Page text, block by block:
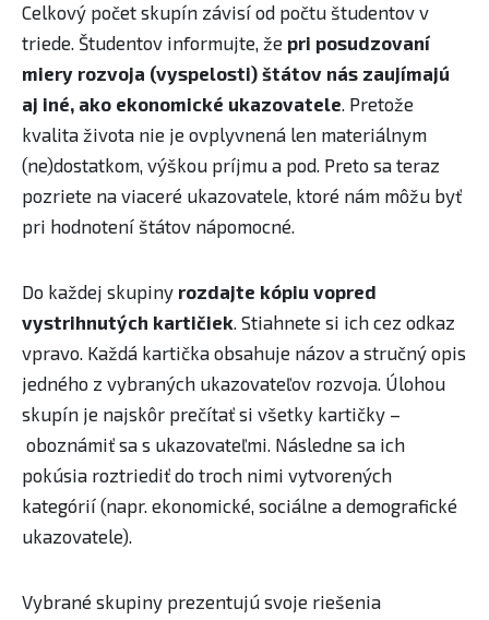
Celkový počet skupín závisí od počtu študentov v
triede. ​Študentov informujte, že pri posudzovaní
miery rozvoja (vyspelosti) štátov nás zaujímajú
aj iné, ako ekonomické ukazovatele. Pretože
kvalita života nie je ovplyvnená len materiálnym
(ne)dostatkom, výškou príjmu a pod. Preto sa teraz
pozriete na viaceré ukazovatele, ktoré nám môžu byť
pri hodnotení štátov nápomocné.
Do každej skupiny rozdajte kópiu vopred
vystrihnutých kartičiek. Stiahnete si ich cez odkaz
vpravo. Každá kartička obsahuje názov a stručný opis
jedného z vybraných ukazovateľov rozvoja. Úlohou
skupín je najskôr prečítať si všetky kartičky –
oboznámiť sa s ukazovateľmi. Následne sa ich
pokúsia roztriediť do troch nimi vytvorených
kategórií (napr. ekonomické, sociálne a demografické
ukazovatele).
Vybrané skupiny prezentujú svoje riešenia